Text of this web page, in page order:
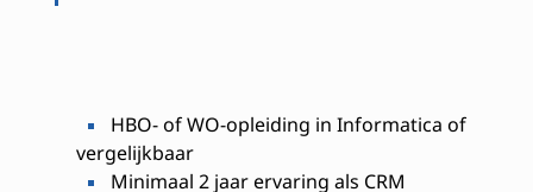
HBO- of WO-opleiding in Informatica of
vergelijkbaar
Minimaal 2 jaar ervaring als CRM